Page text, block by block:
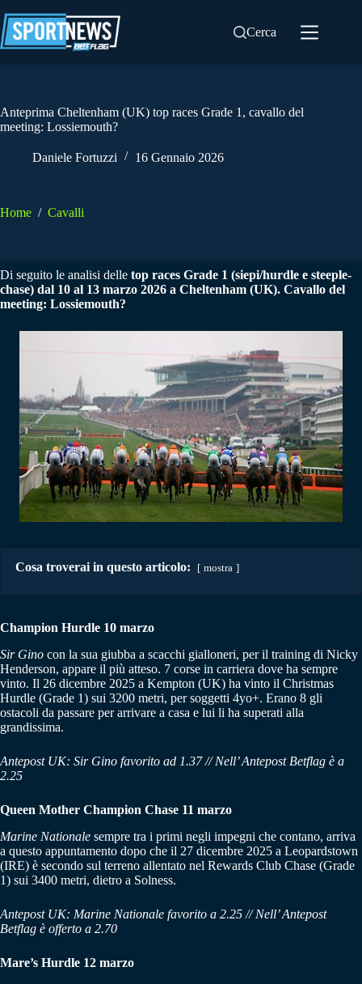
al
contenuto
Cerca
Anteprima Cheltenham (UK) top races Grade 1, cavallo del
meeting: Lossiemouth?
Daniele Fortuzzi 16 Gennaio 2026
Home / Cavalli
Di seguito le analisi delle top races Grade 1 (siepi/hurdle e steeple-
chase) dal 10 al 13 marzo 2026 a Cheltenham (UK). Cavallo del
meeting: Lossiemouth?
Cosa troverai in questo articolo: mostra
Champion Hurdle 10 marzo
Sir Gino con la sua giubba a scacchi gialloneri, per il training di Nicky
Henderson, appare il più atteso. 7 corse in carriera dove ha sempre
vinto. Il 26 dicembre 2025 a Kempton (UK) ha vinto il Christmas
Hurdle (Grade 1) sui 3200 metri, per soggetti 4yo+. Erano 8 gli
ostacoli da passare per arrivare a casa e lui li ha superati alla
grandissima.
Antepost UK: Sir Gino favorito ad 1.37 // Nell’ Antepost Betflag è a
2.25
Queen Mother Champion Chase 11 marzo
Marine Nationale sempre tra i primi negli impegni che contano, arriva
a questo appuntamento dopo che il 27 dicembre 2025 a Leopardstown
(IRE) è secondo sul terreno allentato nel Rewards Club Chase (Grade
1) sui 3400 metri, dietro a Solness.
Antepost UK: Marine Nationale favorito a 2.25 // Nell’ Antepost
Betflag è offerto a 2.70
Mare’s Hurdle 12 marzo